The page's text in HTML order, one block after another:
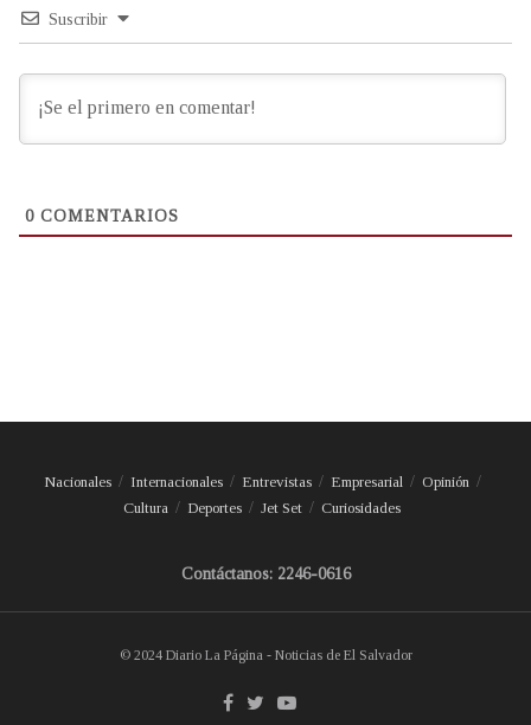
Suscribir
0 COMENTARIOS
Nacionales Internacionales Entrevistas Empresarial
Opinión
Cultura
Deportes Jet Set Curiosidades
Contáctanos: 2246-0616
© 2024 Diario La Página - Noticias de El Salvador